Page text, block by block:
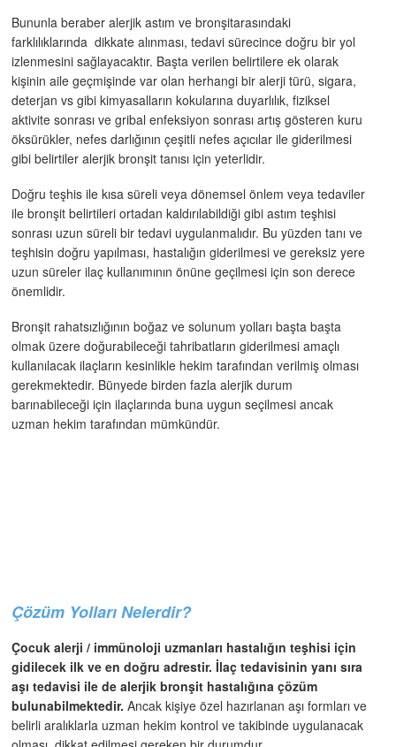
Bununla beraber alerjik astım ve bronşitarasındaki
farklılıklarında dikkate alınması, tedavi sürecince doğru bir yol
izlenmesini sağlayacaktır. Başta verilen belirtilere ek olarak
kişinin aile geçmişinde var olan herhangi bir alerji türü, sigara,
deterjan vs gibi kimyasalların kokularına duyarlılık, fiziksel
aktivite sonrası ve gribal enfeksiyon sonrası artış gösteren kuru
öksürükler, nefes darlığının çeşitli nefes açıcılar ile giderilmesi
gibi belirtiler alerjik bronşit tanısı için yeterlidir.
Doğru teşhis ile kısa süreli veya dönemsel önlem veya tedaviler
ile bronşit belirtileri ortadan kaldırılabildiği gibi astım teşhisi
sonrası uzun süreli bir tedavi uygulanmalıdır. Bu yüzden tanı ve
teşhisin doğru yapılması, hastalığın giderilmesi ve gereksiz yere
uzun süreler ilaç kullanımının önüne geçilmesi için son derece
önemlidir.
Bronşit rahatsızlığının boğaz ve solunum yolları başta başta
olmak üzere doğurabileceği tahribatların giderilmesi amaçlı
kullanılacak ilaçların kesinlikle hekim tarafından verilmiş olması
gerekmektedir. Bünyede birden fazla alerjik durum
barınabileceği için ilaçlarında buna uygun seçilmesi ancak
uzman hekim tarafından mümkündür.
Çözüm Yolları Nelerdir?
Çocuk alerji / immünoloji uzmanları hastalığın teşhisi için
gidilecek ilk ve en doğru adrestir. İlaç tedavisinin yanı sıra
aşı tedavisi ile de alerjik bronşit hastalığına çözüm
bulunabilmektedir. Ancak kişiye özel hazırlanan aşı formları ve
belirli aralıklarla uzman hekim kontrol ve takibinde uygulanacak